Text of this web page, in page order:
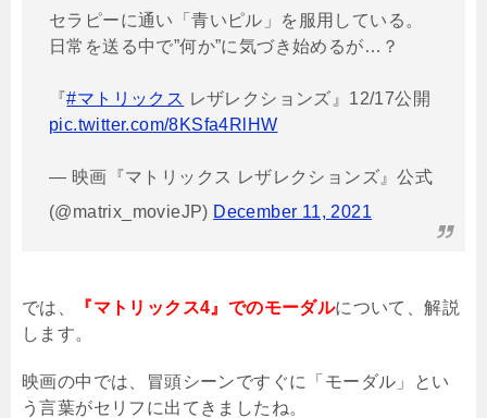
セラピーに通い「青いピル」を服用している。
日常を送る中で”何か”に気づき始めるが…？
『#マトリックス レザレクションズ』12/17公開
pic.twitter.com/8KSfa4RlHW
— 映画『マトリックス レザレクションズ』公式
(@matrix_movieJP) December 11, 2021
では、 『マトリックス4』でのモーダルについて、解説
します。
映画の中では、冒頭シーンですぐに「モーダル」とい
う言葉がセリフに出てきましたね。